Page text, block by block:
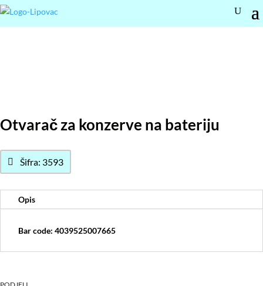
Otvarač za konzerve na bateriju
Šifra: 3593
Opis
Bar code: 4039525007665